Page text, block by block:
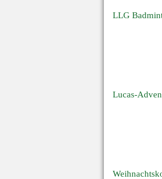
LLG
Lucas-